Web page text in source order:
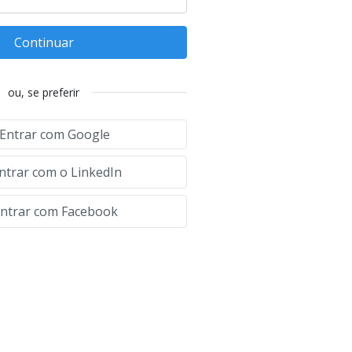
Continuar
ou, se preferir
com Google
com o LinkedIn
com Facebook